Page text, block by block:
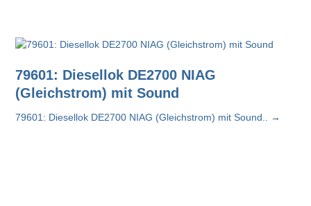
79601: Diesellok DE2700 NIAG
(Gleichstrom) mit Sound
79601: Diesellok DE2700 NIAG (Gleichstrom) mit Sound.. →